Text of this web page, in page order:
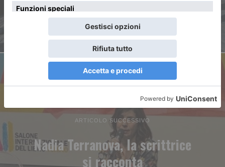
ARTICOLO SUCCESSIVO
Nadia Terranova, la scrittrice
si racconta